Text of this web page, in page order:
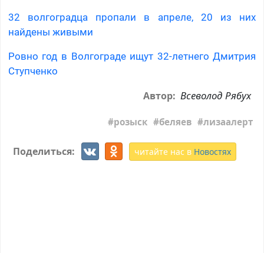
32 волгоградца пропали в апреле, 20 из них
найдены живыми
Ровно год в Волгограде ищут 32-летнего Дмитрия
Ступченко
Автор: Всеволод Рябух
розыск беляев лизаалерт
Поделиться: читайте нас в Новостях